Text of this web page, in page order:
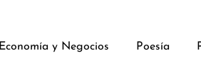
Economía y Negocios Poesía